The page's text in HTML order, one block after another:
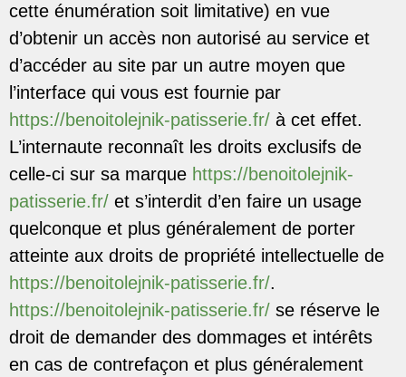
cette énumération soit limitative) en vue
d’obtenir un accès non autorisé au service et
d’accéder au site par un autre moyen que
l’interface qui vous est fournie par
https://benoitolejnik-patisserie.fr/ à cet effet.
L’internaute reconnaît les droits exclusifs de
celle-ci sur sa marque https://benoitolejnik-
patisserie.fr/ et s’interdit d’en faire un usage
quelconque et plus généralement de porter
atteinte aux droits de propriété intellectuelle de
https://benoitolejnik-patisserie.fr/.
https://benoitolejnik-patisserie.fr/ se réserve le
droit de demander des dommages et intérêts
en cas de contrefaçon et plus généralement